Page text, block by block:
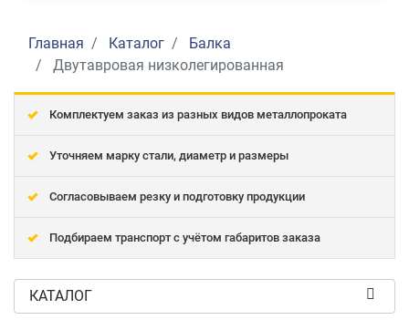
Главная Каталог
Балка
Двутавровая низколегированная
Комплектуем заказ из разных видов металлопроката
Уточняем марку стали, диаметр и размеры
Согласовываем резку и подготовку продукции
Подбираем транспорт с учётом габаритов заказа
КАТАЛОГ